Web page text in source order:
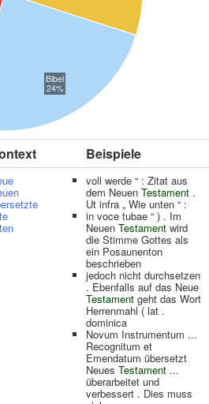
Bibel
24%
Beispiele
voll werde “ : Zitat aus
dem Neuen Testament .
Ut infra „ Wie unten “ :
in voce tubae “ ) . Im
Neuen Testament wird
die Stimme Gottes als
ein Posaunenton
beschrieben
jedoch nicht durchsetzen
. Ebenfalls auf das Neue
Testament geht das Wort
Herrenmahl ( lat .
dominica
Novum Instrumentum ...
Recognitum et
Emendatum übersetzt
Neues Testament ...
überarbeitet und
verbessert . Dies muss